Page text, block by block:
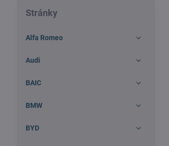
Stránky
Alfa Romeo
Audi
BAIC
BMW
BYD